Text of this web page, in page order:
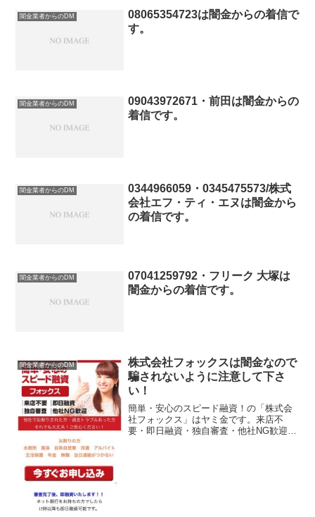
闇金業者からのDM
08065354723は闇金からの着信で
す。
闇金業者からのDM
09043972671・前田は闇金からの
着信です。
闇金業者からのDM
0344966059・0345475573/株式
会社エフ・ティ・エヌは闇金から
の着信です。
闇金業者からのDM
07041259792・フリーク 大塚は
闇金からの着信です。
闇金業者からのDM
株式会社フォックスは闇金なので
騙されないように注意して下さ
い！
簡単・安心のスピード融資！の「株式会
社フォックス」はヤミ金です。来店不
要・即日融資・独自審査・他社NG歓迎と